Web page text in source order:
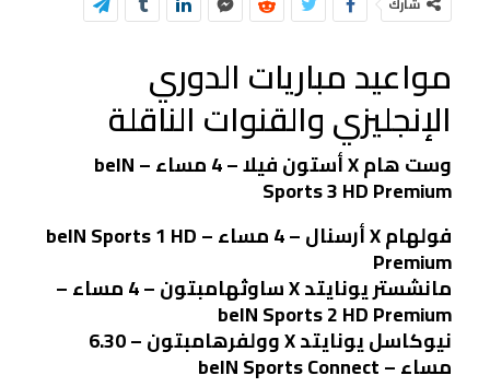
مواعيد مباريات الدوري
الإنجليزي والقنوات الناقلة
وست هام X أستون فيلا – 4 مساء – beIN
Sports 3 HD Premium
فولهام X أرسنال – 4 مساء – beIN Sports 1 HD
Premium
مانشستر يونايتد X ساوثهامبتون – 4 مساء –
beIN Sports 2 HD Premium
نيوكاسل يونايتد X وولفرهامبتون – 6.30
مساء – beIN Sports Connect